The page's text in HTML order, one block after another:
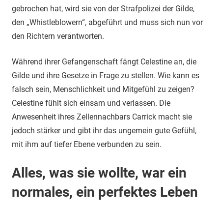
gebrochen hat, wird sie von der Strafpolizei der Gilde,
den „Whistleblowern“, abgeführt und muss sich nun vor
den Richtern verantworten.
Während ihrer Gefangenschaft fängt Celestine an, die
Gilde und ihre Gesetze in Frage zu stellen. Wie kann es
falsch sein, Menschlichkeit und Mitgefühl zu zeigen?
Celestine fühlt sich einsam und verlassen. Die
Anwesenheit ihres Zellennachbars Carrick macht sie
jedoch stärker und gibt ihr das ungemein gute Gefühl,
mit ihm auf tiefer Ebene verbunden zu sein.
Alles, was sie wollte, war ein
normales, ein perfektes Leben